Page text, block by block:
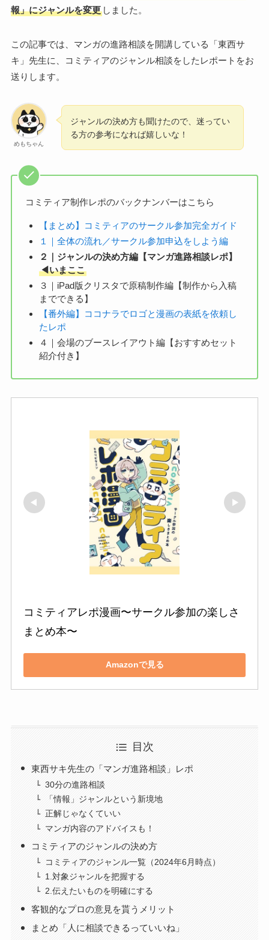
報」にジャンルを変更しました。
この記事では、マンガの進路相談を開講している「東西サ
キ」先生に、コミティアのジャンル相談をしたレポートをお
送りします。
めもちゃん
ジャンルの決め方も聞けたので、迷ってい
る方の参考になれば嬉しいな！
コミティア制作レポのバックナンバーはこちら
【まとめ】コミティアのサークル参加完全ガイド
１｜全体の流れ／サークル参加申込をしよう編
２｜ジャンルの決め方編【マンガ進路相談レポ】
◀︎いまここ
３｜iPad版クリスタで原稿制作編【制作から入稿
までできる】
【番外編】ココナラでロゴと漫画の表紙を依頼し
たレポ
４｜会場のブースレイアウト編【おすすめセット
紹介付き】
コミティアレポ漫画〜サークル参加の楽しさ
まとめ本〜
Amazonで見る
目次
東西サキ先生の「マンガ進路相談」レポ
30分の進路相談
「情報」ジャンルという新境地
正解じゃなくていい
マンガ内容のアドバイスも！
コミティアのジャンルの決め方
コミティアのジャンル一覧（2024年6月時点）
1.対象ジャンルを把握する
2.伝えたいものを明確にする
客観的なプロの意見を貰うメリット
まとめ「人に相談できるっていいね」